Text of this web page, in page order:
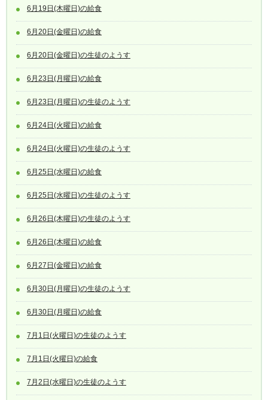
6月19日(木曜日)の給食
6月20日(金曜日)の給食
6月20日(金曜日)の生徒のようす
6月23日(月曜日)の給食
6月23日(月曜日)の生徒のようす
6月24日(火曜日)の給食
6月24日(火曜日)の生徒のようす
6月25日(水曜日)の給食
6月25日(水曜日)の生徒のようす
6月26日(木曜日)の生徒のようす
6月26日(木曜日)の給食
6月27日(金曜日)の給食
6月30日(月曜日)の生徒のようす
6月30日(月曜日)の給食
7月1日(火曜日)の生徒のようす
7月1日(火曜日)の給食
7月2日(水曜日)の生徒のようす